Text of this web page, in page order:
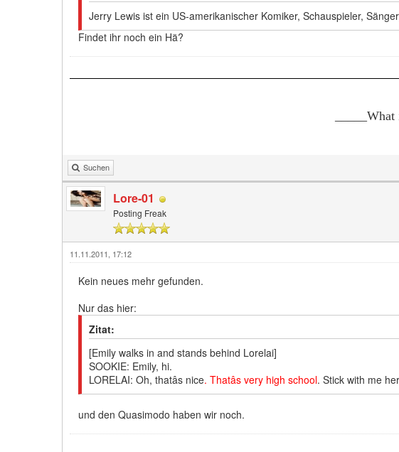
Jerry Lewis ist ein US-amerikanischer Komiker, Schauspieler,
Findet ihr noch ein Hä?
Suchen
Lore-01
Posting Freak
11.11.2011, 17:12
Kein neues mehr gefunden.
Nur das hier:
Zitat:
[Emily walks in and stands behind Lorelai]
SOOKIE: Emily, hi.
LORELAI: Oh, thatâs nice. Thatâs very high school. Stick with me
und den Quasimodo haben wir noch.